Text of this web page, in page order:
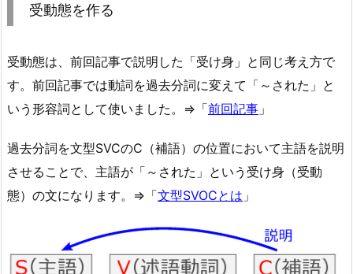
受動態を作る
受動態は、前回記事で説明した「受け身」と同じ考え方で
す。前回記事では動詞を過去分詞に変えて「～された」と
いう形容詞として使いました。⇒「前回記事 」
過去分詞を文型SVCのC（補語）の位置において主語を説明
させることで、主語が「～された」という受け身（受動
態）の文になります。⇒「文型SVOCとは 」